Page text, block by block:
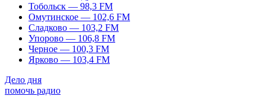
Тобольск — 98,3 FM
Омутинское — 102,6 FM
Сладково — 103,2 FM
Упорово — 106,8 FM
Черное — 100,3 FM
Ярково — 103,4 FM
Дело дня
помочь радио